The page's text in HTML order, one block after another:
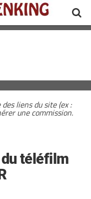
liens du site (ex :
une commission.
du téléfilm